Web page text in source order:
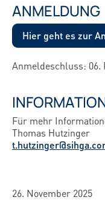
ANMELDUNG
Hier geht es zur
Anmeldeschluss: 06.
Für mehr
Thomas Hutzinger
26. November 2025